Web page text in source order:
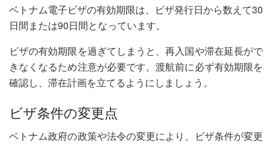
ベトナム電子ビザの有効期限は、ビザ発行日から数えて30
日間または90日間となっています。
ビザの有効期限を過ぎてしまうと、再入国や滞在延長がで
きなくなるため注意が必要です。渡航前に必ず有効期限を
確認し、滞在計画を立てるようにしましょう。
ビザ条件の変更点
ベトナム政府の政策や法令の変更により、ビザ条件が変更